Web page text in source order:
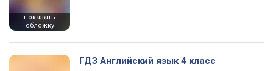
показать
обложку
ГДЗ Английский язык 4 класс